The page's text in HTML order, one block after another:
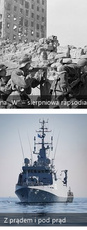
„W” – sierpniowa rapsodia
Z prądem i pod prąd